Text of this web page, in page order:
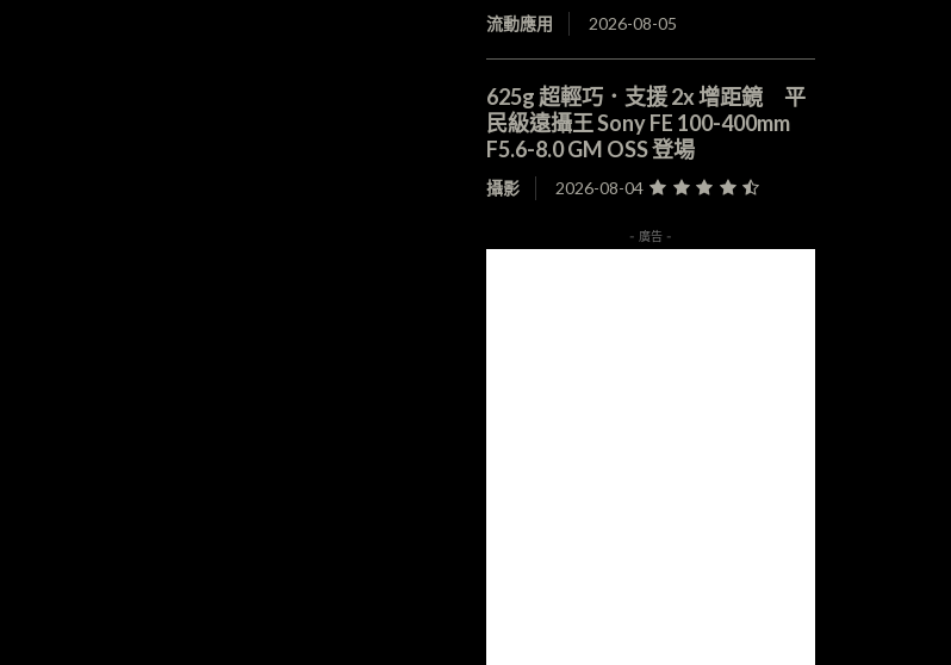
流動應用 2026-08-05
625g 超輕巧．支援 2x 增距鏡 平
民級遠攝王 Sony FE 100-400mm
F5.6-8.0 GM OSS 登場
攝影 2026-08-04
- 廣告 -